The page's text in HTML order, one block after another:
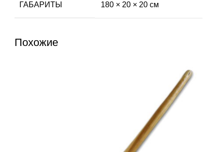
ГАБАРИТЫ 180 × 20 × 20 см
Похожие